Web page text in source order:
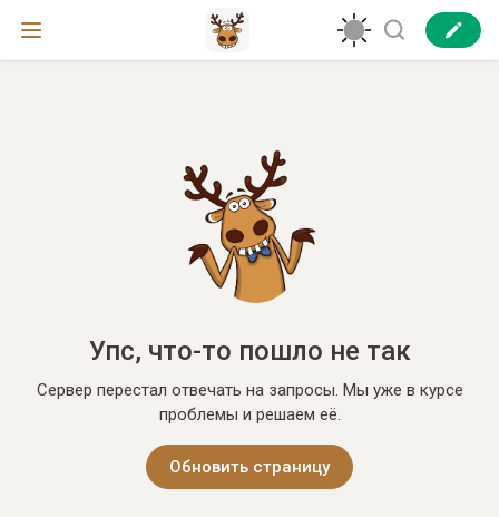
Упс, что-то пошло не так
Сервер перестал отвечать на запросы. Мы уже в курсе
проблемы и решаем её.
Обновить страницу